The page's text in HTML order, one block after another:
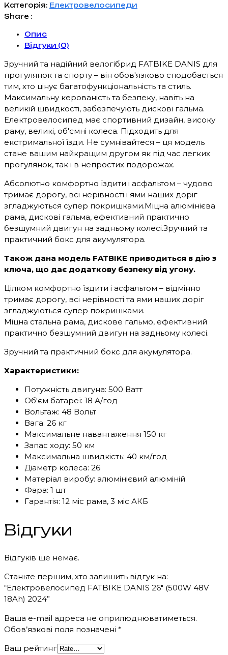
Категорія: Електровелосипеди
Share :
Опис
Відгуки (0)
Зручний та надійний велогібрид FATBIKE DANIS для
прогулянок та спорту – він обов'язково сподобається
тим, хто цінує багатофункціональність та стиль.
Максимальну керованість та безпеку, навіть на
великій швидкості, забезпечують дискові гальма.
Електровелосипед має спортивний дизайн, високу
раму, великі, об'ємні колеса. Підходить для
екстримальної їзди. Не сумнівайтеся – ця модель
стане вашим найкращим другом як під час легких
прогулянок, так і в непростих подорожах.
Абсолютно комфортно їздити і асфальтом – чудово
тримає дорогу, всі нерівності і ями наших доріг
згладжуються супер покришками.Міцна алюмінієва
рама, дискові гальма, ефективний практично
безшумний двигун на задньому колесі.Зручний та
практичний бокс для акумулятора.
Також дана модель FATBIKE приводиться в дію з
ключа, що дає додаткову безпеку від угону.
Цілком комфортно їздити і асфальтом – відмінно
тримає дорогу, всі нерівності та ями наших доріг
згладжуються супер покришками.
Міцна стальна рама, дискове гальмо, ефективний
практично безшумний двигун на задньому колесі.
Зручний та практичний бокс для акумулятора.
Характеристики:
Потужність двигуна: 500 Ватт
Об'єм батареї: 18 А/год
Вольтаж: 48 Вольт
Вага: 26 кг
Максимальне навантаження 150 кг
Запас ходу: 50 км
Максимальна швидкість: 40 км/год
Діаметр колеса: 26
Матеріал виробу: алюмінієвий алюміній
Фара: 1 шт
Гарантія: 12 міс рама, 3 міс АКБ
Відгуки
Відгуків ще немає.
Станьте першим, хто залишить відгук на:
“Електровелосипед FATBIKE DANIS 26″ (500W 48V
18Ah) 2024”
Ваша e-mail адреса не оприлюднюватиметься.
Обов’язкові поля позначені *
Ваш рейтинг